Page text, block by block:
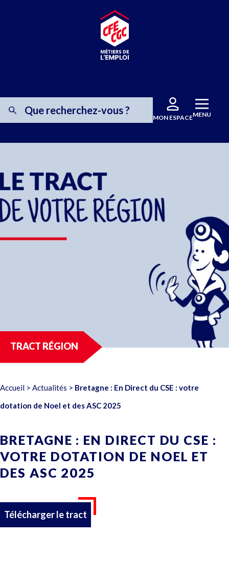
MON ESPACEMENU
TRACT RÉGION
Accueil > Actualités > Bretagne : En Direct du CSE : votre
dotation de Noel et des ASC 2025
BRETAGNE : EN DIRECT DU CSE :
VOTRE DOTATION DE NOEL ET
DES ASC 2025
Télécharger le tract